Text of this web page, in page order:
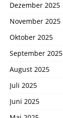
Dezember 2025
November 2025
Oktober 2025
September 2025
August 2025
Juli 2025
Juni 2025